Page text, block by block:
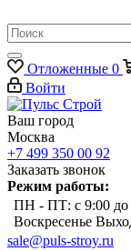
Отложенные 0
Войти
Ваш город
Москва
+7 499 350 00 92
Заказать звонок
Режим работы:
ПН - ПТ: с 9:00 до
Воскресенье
sale@puls-stroy.ru